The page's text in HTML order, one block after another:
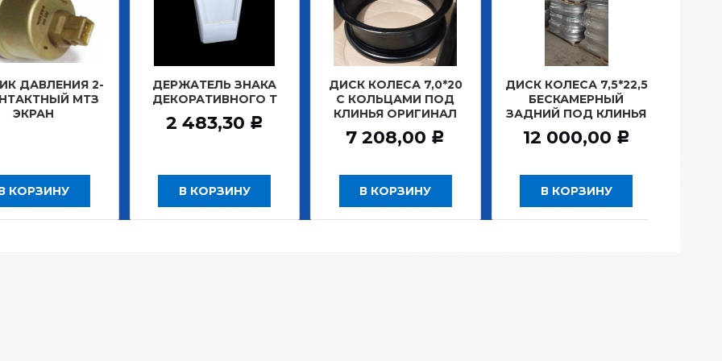
2-
МТЗ
ДЕРЖАТЕЛЬ ЗНАКА
ДЕКОРАТИВНОГО Т
2 483,30 Р
В КОРЗИНУ
ДИСК КОЛЕСА 7,0*20
С КОЛЬЦАМИ ПОД
КЛИНЬЯ ОРИГИНАЛ
7 208,00 Р
В КОРЗИНУ
ДИСК КОЛЕСА 7,5*22,5
БЕСКАМЕРНЫЙ
ЗАДНИЙ ПОД КЛИНЬЯ
12 000,00 Р
В КОРЗИНУ